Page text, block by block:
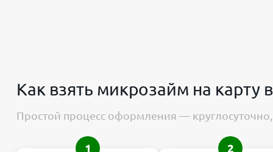
Как взять микрозайм на карту
Простой процесс оформления —
1 2